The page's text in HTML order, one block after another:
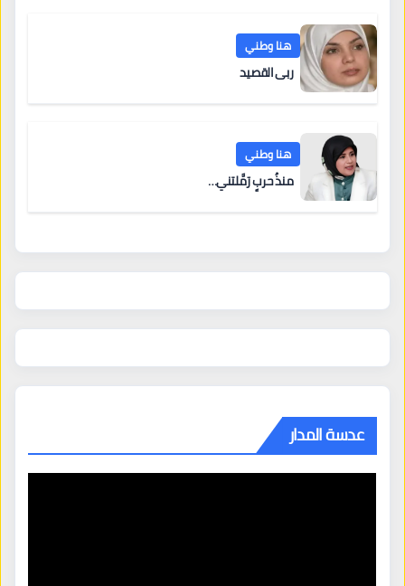
هنا وطني
ربى القصيد
هنا وطني
منذُ حربٍ رَمَّلتني…
عدسة المدار